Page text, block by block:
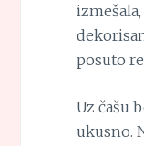
posuto
Uz čašu
ukusno.